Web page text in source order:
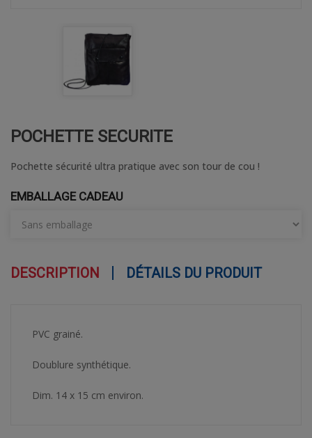
POCHETTE SECURITE
Pochette sécurité ultra pratique avec son tour de cou !
EMBALLAGE CADEAU
DESCRIPTION DÉTAILS DU PRODUIT
PVC grainé.
Doublure synthétique.
Dim. 14 x 15 cm environ.